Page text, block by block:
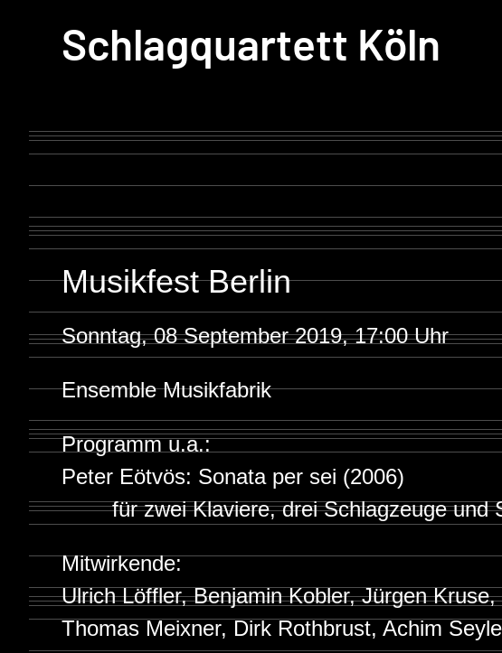
Schlagquartett Köln
Musikfest Berlin
Sonntag, 08 September 2019, 17:00 Uhr
Ensemble Musikfabrik
Programm u.a.:
Peter Eötvös: Sonata per sei (2006)
für zwei Klaviere, drei Schlagzeuge und
Mitwirkende:
Ulrich Löffler, Benjamin Kobler, Jürgen Kruse,
Thomas Meixner, Dirk Rothbrust, Achim